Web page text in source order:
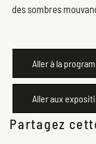
des sombres
Aller à la
Aller aux
Partagez